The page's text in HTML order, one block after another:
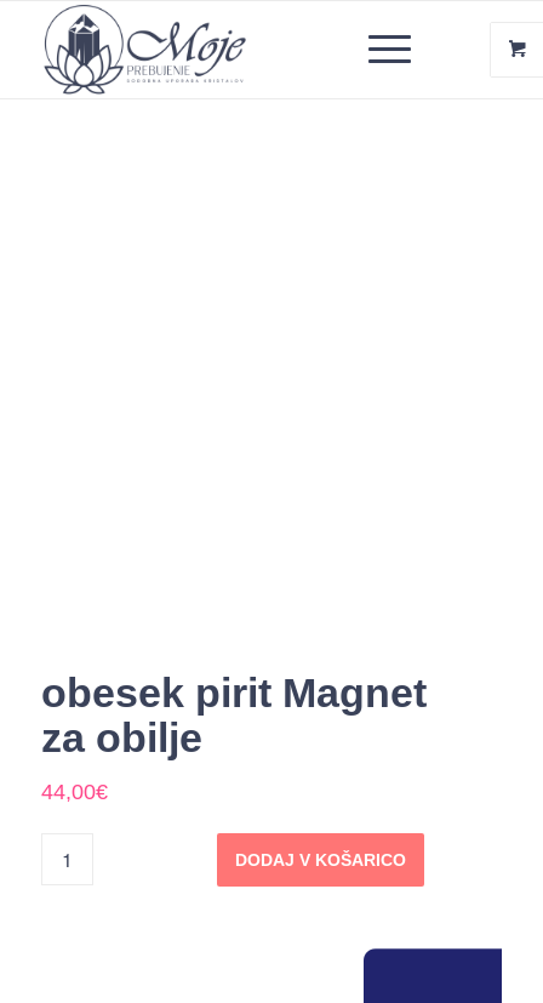
obesek pirit Magnet
za obilje
44,00€
DODAJ V KOŠARICO